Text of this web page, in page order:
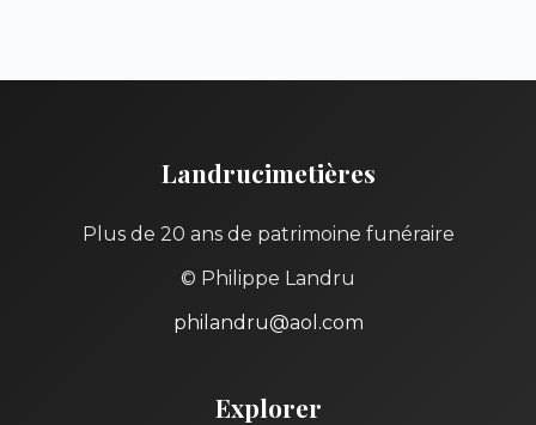
Landrucimetières
Plus de 20 ans de patrimoine funéraire
© Philippe Landru
philandru@aol.com
Explorer